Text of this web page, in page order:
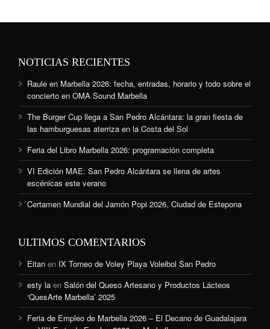
NOTICIAS RECIENTES
Raule en Marbella 2026: fecha, entradas, horario y todo sobre el
concierto en OMA Sound Marbella
The Burger Cup llega a San Pedro Alcántara: la gran fiesta de
las hamburguesas aterriza en la Costa del Sol
Feria del Libro Marbella 2026: programación completa
VI Edición MAE: San Pedro Alcántara se llena de artes
escénicas este verano
Certamen Mundial del Jamón Popi 2026, Ciudad de Estepona
ULTIMOS COMENTARIOS
Eitan en IX Torneo de Voley Playa Voleibol San Pedro
esty la en Salón del Queso Artesano y Productos Lácteos
‘QuesArte Marbella’ 2025
Feria de Empleo de Marbella 2026 – El Decano de Guadalajara